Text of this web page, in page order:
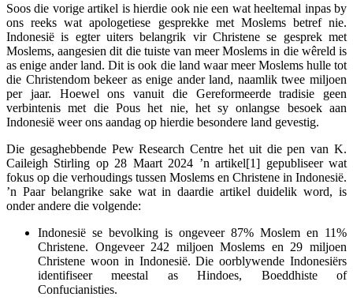
Soos die vorige artikel is hierdie ook nie een wat heeltemal inpas by
ons reeks wat apologetiese gesprekke met Moslems betref nie.
Indonesië is egter uiters belangrik vir Christene se gesprek met
Moslems, aangesien dit die tuiste van meer Moslems in die wêreld is
as enige ander land. Dit is ook die land waar meer Moslems hulle tot
die Christendom bekeer as enige ander land, naamlik twee miljoen
per jaar. Hoewel ons vanuit die Gereformeerde tradisie geen
verbintenis met die Pous het nie, het sy onlangse besoek aan
Indonesië weer ons aandag op hierdie besondere land gevestig.
Die gesaghebbende Pew Research Centre het uit die pen van K.
Caileigh Stirling op 28 Maart 2024 ’n artikel[1] gepubliseer wat
fokus op die verhoudings tussen Moslems en Christene in Indonesië.
’n Paar belangrike sake wat in daardie artikel duidelik word, is
onder andere die volgende:
Indonesië se bevolking is ongeveer 87% Moslem en 11%
Christene. Ongeveer 242 miljoen Moslems en 29 miljoen
Christene woon in Indonesië. Die oorblywende Indonesiërs
identifiseer meestal as Hindoes, Boeddhiste of
Confucianisties.